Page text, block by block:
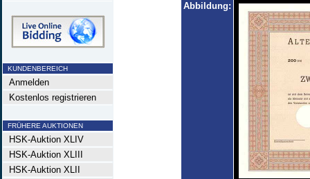
KUNDENBEREICH
Anmelden
Kostenlos registrieren
FRÜHERE AUKTIONEN
HSK-Auktion XLIV
HSK-Auktion XLIII
HSK-Auktion XLII
Abbildung: